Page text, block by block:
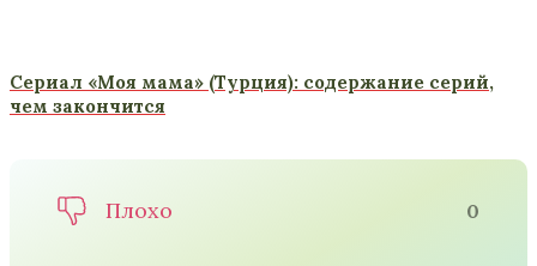
Сериал «Моя мама» (Турция): содержание серий,
чем закончится
Плохо 0